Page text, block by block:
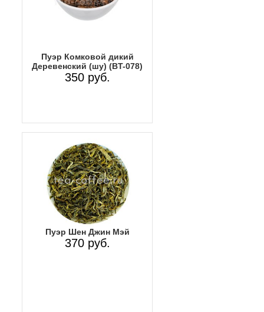
Пуэр Комковой дикий
Деревенский (шу) (BT-078)
350 руб.
Пуэр Шен Джин Мэй
370 руб.